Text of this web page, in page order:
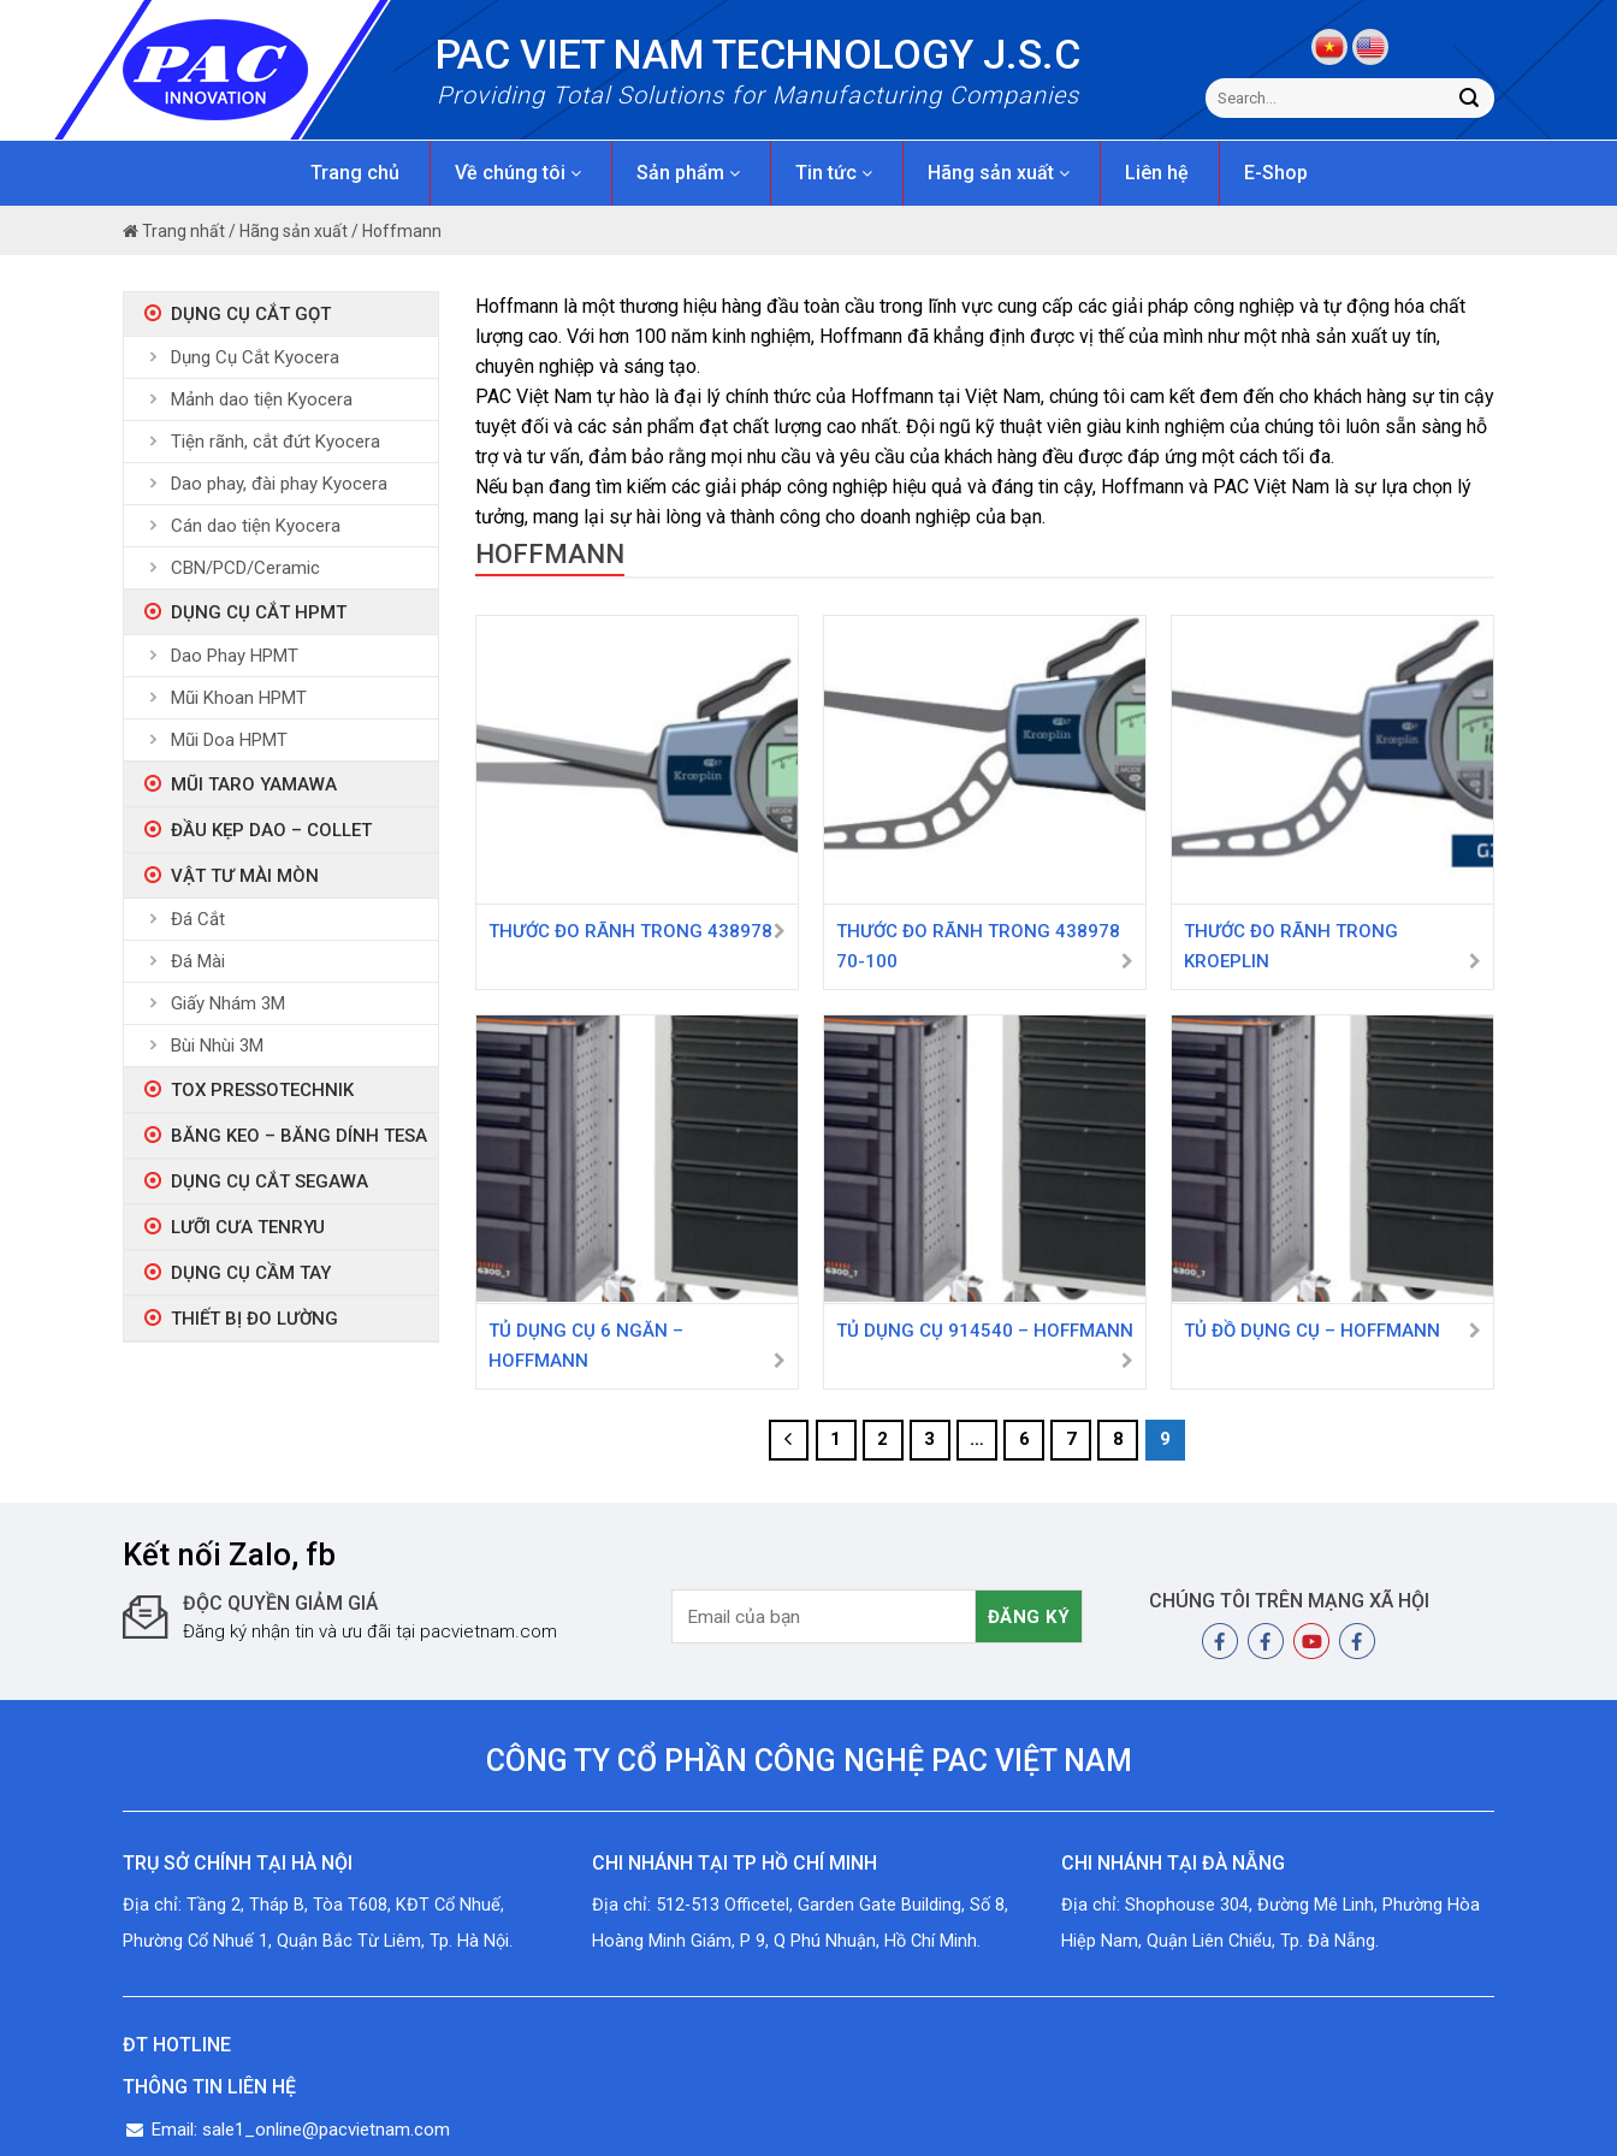
PAC VIET NAM TECHNOLOGY J.S.C
Providing Total Solutions for Manufacturing Companies
Trang chủ Về chúng tôi Sản phẩm Tin tức Hãng sản xuất Liên hệ E-Shop
Trang nhất/ Hãng sản xuất/ Hoffmann
DỤNG CỤ CẮT GỌT
Dụng Cụ Cắt Kyocera
Mảnh dao tiện Kyocera
Tiện rãnh, cắt đứt Kyocera
Dao phay, đài phay Kyocera
Cán dao tiện Kyocera
CBN/PCD/Ceramic
DỤNG CỤ CẮT HPMT
Dao Phay HPMT
Mũi Khoan HPMT
Mũi Doa HPMT
MŨI TARO YAMAWA
ĐẦU KẸP DAO – COLLET
VẬT TƯ MÀI MÒN
Đá Cắt
Đá Mài
Giấy Nhám 3M
Bùi Nhùi 3M
TOX PRESSOTECHNIK
BĂNG KEO – BĂNG DÍNH TESA
DỤNG CỤ CẮT SEGAWA
LƯỠI CƯA TENRYU
DỤNG CỤ CẦM TAY
THIẾT BỊ ĐO LƯỜNG
Hoffmann là một thương hiệu hàng đầu toàn cầu trong lĩnh vực cung cấp các giải pháp công nghiệp và tự động hóa chất
lượng cao. Với hơn 100 năm kinh nghiệm, Hoffmann đã khẳng định được vị thế của mình như một nhà sản xuất uy tín,
chuyên nghiệp và sáng tạo.
PAC Việt Nam tự hào là đại lý chính thức của Hoffmann tại Việt Nam, chúng tôi cam kết đem đến cho khách hàng sự tin cậy
tuyệt đối và các sản phẩm đạt chất lượng cao nhất. Đội ngũ kỹ thuật viên giàu kinh nghiệm của chúng tôi luôn sẵn sàng hỗ
trợ và tư vấn, đảm bảo rằng mọi nhu cầu và yêu cầu của khách hàng đều được đáp ứng một cách tối đa.
Nếu bạn đang tìm kiếm các giải pháp công nghiệp hiệu quả và đáng tin cậy, Hoffmann và PAC Việt Nam là sự lựa chọn lý
tưởng, mang lại sự hài lòng và thành công cho doanh nghiệp của bạn.
HOFFMANN
THƯỚC ĐO RÃNH TRONG 438978
THƯỚC ĐO RÃNH TRONG 438978
70-100
THƯỚC ĐO RÃNH TRONG
KROEPLIN
TỦ DỤNG CỤ 6 NGĂN –
HOFFMANN
TỦ DỤNG CỤ 914540 – HOFFMANN TỦ ĐỒ DỤNG CỤ – HOFFMANN
1 2 3 … 6 7 8 9
Kết nối Zalo, fb
ĐỘC QUYỀN GIẢM GIÁ
Đăng ký nhận tin và ưu đãi tại pacvietnam.com
CHÚNG TÔI TRÊN MẠNG XÃ HỘI
CÔNG TY CỔ PHẦN CÔNG NGHỆ PAC VIỆT NAM
TRỤ SỞ CHÍNH TẠI HÀ NỘI
Địa chỉ: Tầng 2, Tháp B, Tòa T608, KĐT Cổ Nhuế,
Phường Cổ Nhuế 1, Quận Bắc Từ Liêm, Tp. Hà Nội.
CHI NHÁNH TẠI TP HỒ CHÍ MINH
Địa chỉ: 512-513 Officetel, Garden Gate Building, Số 8,
Hoàng Minh Giám, P 9, Q Phú Nhuận, Hồ Chí Minh.
CHI NHÁNH TẠI ĐÀ NẴNG
Địa chỉ: Shophouse 304, Đường Mê Linh, Phường Hòa
Hiệp Nam, Quận Liên Chiểu, Tp. Đà Nẵng.
ĐT HOTLINE
THÔNG TIN LIÊN HỆ
Email: sale1_online@pacvietnam.com